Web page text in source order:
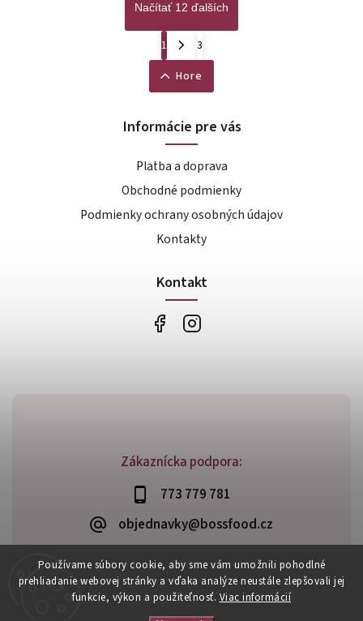
Používame súbory cookie, aby sme vám umožnili pohodlné
prehliadanie webovej stránky a vďaka analýze neustále zlepšovali jej
funkcie, výkon a použiteľnosť. Viac informácií
Načítať 12 ďalších
1
3
Hore
Zákaznícka podpora:
773 779 781
objednavky@bossfood.cz
Informácie pre vás
Platba a doprava
Obchodné podmienky
Podmienky ochrany osobných údajov
Kontakty
Kontakt
Copyright 2026BossFood.sk. Všetky práva vyhradené.